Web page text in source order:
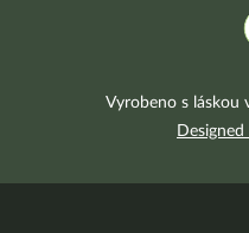
Vyrobeno s láskou